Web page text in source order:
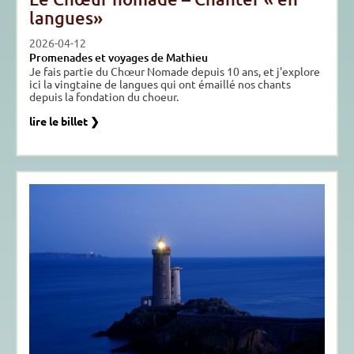
langues»
2026-04-12
Promenades et voyages de Mathieu
Je fais partie du Chœur Nomade depuis 10 ans, et j'explore
ici la vingtaine de langues qui ont émaillé nos chants
depuis la fondation du choeur.
lire le billet ❯